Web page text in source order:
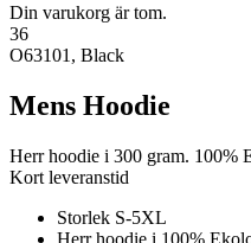
Din varukorg är tom.
36
O63101, Black
Mens Hoodie
Herr hoodie i 300 gram. 100%
Kort leveranstid
Storlek S-5XL
Herr hoodie i 100%